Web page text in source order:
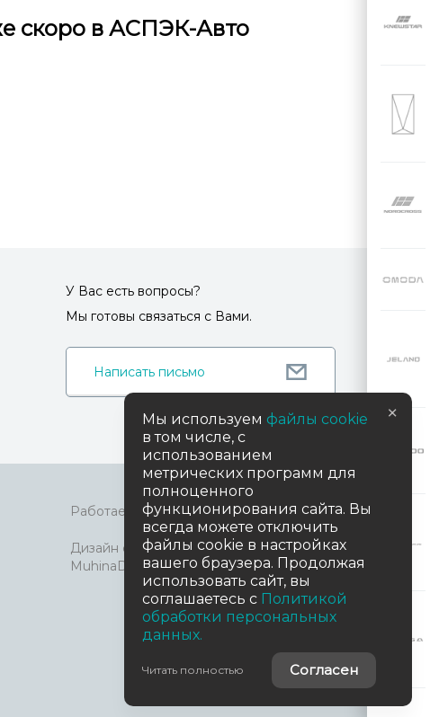
скоро в АСПЭК-Авто
У Вас есть вопросы?
Мы готовы связаться с Вами.
Написать письмо
Работает на технологияхTradeDealer.ru
Дизайн сайта
MuhinaDesign
© 2026 АСПЭК-Авто
Мы используем файлы cookie
в том числе, с
использованием
метрических программ для
полноценного
функционирования сайта. Вы
всегда можете отключить
файлы cookie в настройках
вашего браузера. Продолжая
использовать сайт, вы
соглашаетесь с Политикой
обработки персональных
данных.
Читать полностью Согласен
×